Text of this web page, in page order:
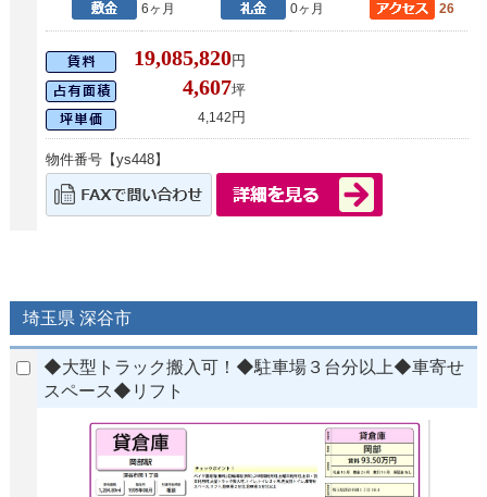
6ヶ月 0ヶ月 26
19,085,820円
4,607坪
4,142 円
物件番号【ys448】
埼玉県 深谷市
◆大型トラック搬入可！◆駐車場３台分以上◆車寄せ
スペース◆リフト